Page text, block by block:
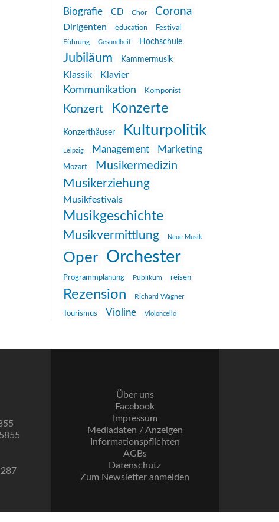
Biografie CD Chor Corona
Dirigenten education
Festival
Führung
Gesundheit Hochschule
Jubiläum Kammermusik
Klassik Klavier
Kommunikation Komponist
Konzert Konzerte
Konzerthäuser Kulturpolitik
Leipzig Management Marketing
Mozart Musikermedizin
Musikerziehung
Musikfestivals
Musikgeschichte
Musikvermittlung Neue Musik
Oper Orchester
Programmplanung Publikum reisen
Rezension Richard Wagner
Tourismus Violine Violoncello
Über uns
Facebook
Impressum
Mediadaten / Anzeigen
Informationspflichten
AGBs
Datenschutz
Zum Newsletter anmelden